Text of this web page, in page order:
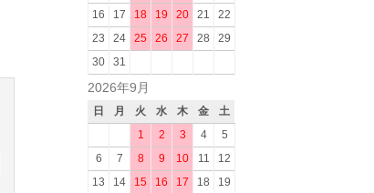
16
17 18 19 20 21
22
23
24 25 26 27 28
29
30
31
2026年9月
日 月 火 水 木 金
土
1
2 3 4
5
6
7 8 9 10 11
12
13
14 15 16 17 18
19